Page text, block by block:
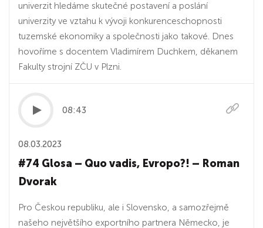
univerzit hledáme skutečné postavení a poslání
univerzity ve vztahu k vývoji konkurenceschopnosti
tuzemské ekonomiky a společnosti jako takové. Dnes
hovoříme s docentem Vladimírem Duchkem, děkanem
Fakulty strojní ZČU v Plzni.
08:43
08.03.2023
#74 Glosa – Quo vadis, Evropo?! – Roman
Dvorak
Pro Českou republiku, ale i Slovensko, a samozřejmě
našeho největšího exportního partnera Německo, je